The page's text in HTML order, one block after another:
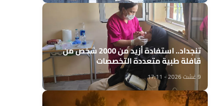
تنجداد.. استفادة أزيد من 2000 شخص من
قافلة طبية متعددة التخصصات
9 غشت 2026 - 17:11